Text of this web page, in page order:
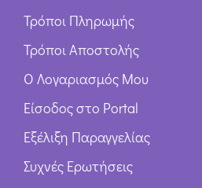
Τρόποι Πληρωμής
Τρόποι Αποστολής
Ο Λογαριασμός Μου
Είσοδος στο Portal
Εξέλιξη Παραγγελίας
Συχνές Ερωτήσεις